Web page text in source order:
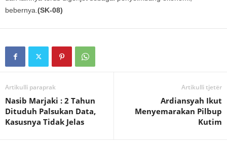
bebernya. (SK-08)
Artikulli paraprak
Nasib Marjaki : 2 Tahun
Dituduh Palsukan Data,
Kasusnya Tidak Jelas
Artikulli tjetër
Ardiansyah Ikut
Menyemarakan Pilbup
Kutim